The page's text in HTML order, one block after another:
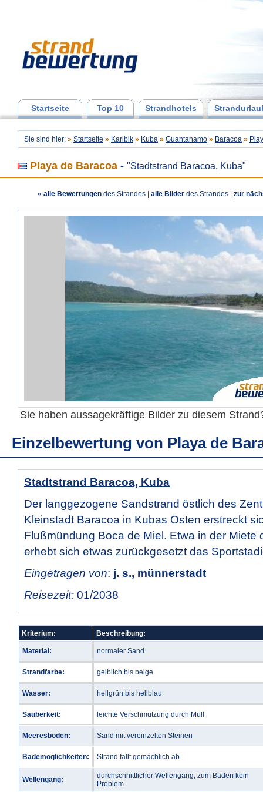
Startseite Top 10 Strandhotels
Sie sind hier: » Startseite » Karibik » Kuba » Guantanamo » Baracoa »
Playa de Baracoa - "Stadtstrand Baracoa, Kuba"
« alle Bewertungen des Strandes alle Bilder des Strandes zur
Sie haben aussagekräftige Bilder zu diesem
Einzelbewertung von Playa de
Stadtstrand Baracoa, Kuba
Der langgezogene Sandstrand östlich des
Kleinstadt Baracoa in Kubas Osten erstreckt
Flußmündung Boca de Miel. Etwa in der Miete
erhebt sich etwas zurückgesetzt das
Eingetragen von: j. s., münnerstadt
Reisezeit: 01/2038
Kriterium: Beschreibung:
Material: normaler Sand
Strandfarbe: gelblich bis beige
Wasser: hellgrün bis hellblau
Sauberkeit: leichte Verschmutzung durch Müll
Meeresboden: Sand mit vereinzelten Steinen
Bademöglichkeiten: Strand fällt gemächlich ab
Wellengang:
durchschnittlicher Wellengang, zum Baden kein
Problem